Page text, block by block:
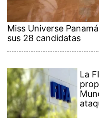
Miss Universe
sus 28 candidatas
La